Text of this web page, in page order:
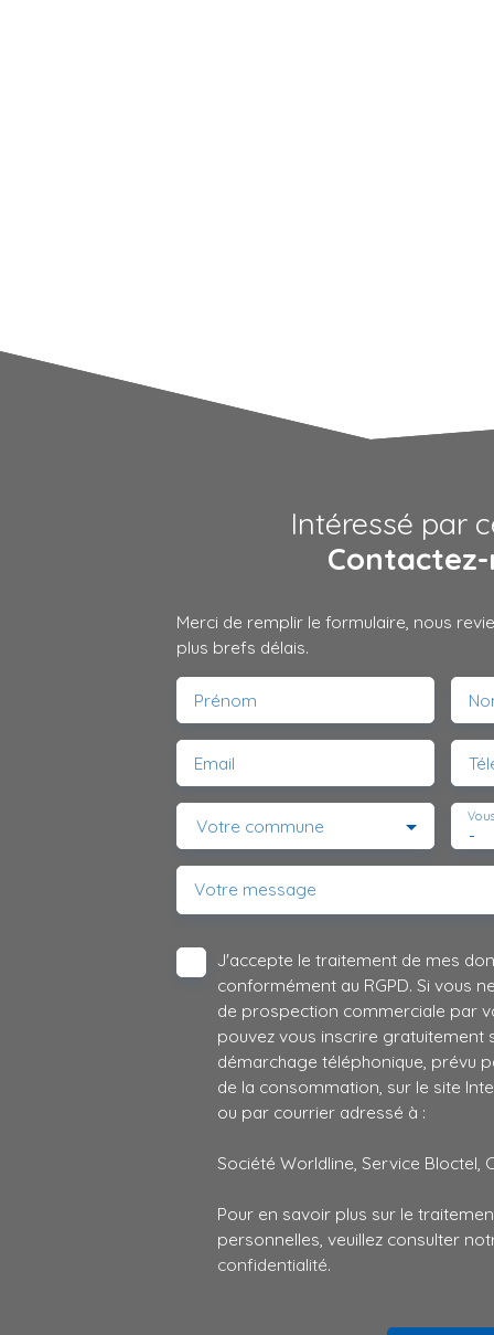
Intéressé par
Merci de remplir le formulaire, nous
plus brefs délais.
Prénom
Email
Votre commune -
Votre message
J'accepte le traitement de mes
conformément au RGPD. Si vous
de prospection commerciale par
pouvez vous inscrire gratuitement
démarchage téléphonique, prévu
de la consommation, sur le site
ou par courrier adressé à :
Société Worldline, Service Bloctel,
Pour en savoir plus sur le
personnelles, veuillez consulter
confidentialité.